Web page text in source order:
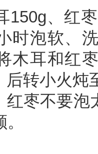
、红枣
时泡软、
木耳和红
后转小火炖
红枣不要泡